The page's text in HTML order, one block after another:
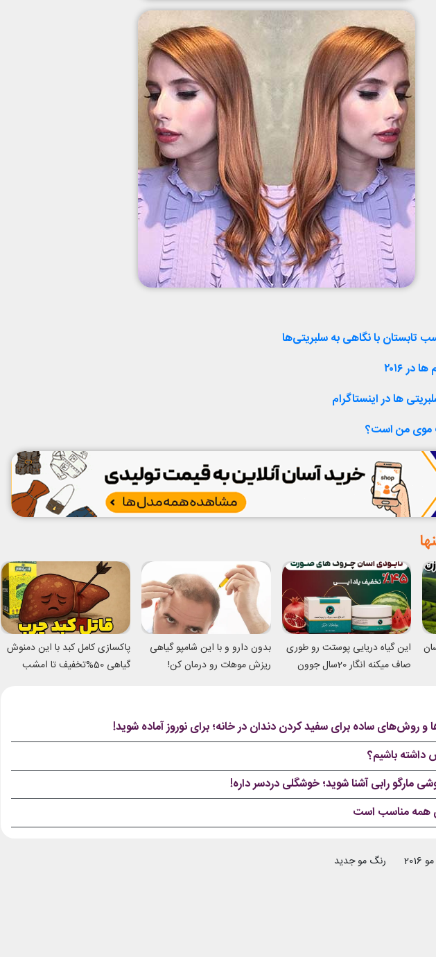
۲۰۱۶
موی من است؟
این گیاه دریایی پوستت رو طوری
صاف میکنه انگار 20سال جوون
بدون دارو و با این شامپو گیاهی
ریزش موهات رو درمان کن!
پاکسازی کامل کبد با این دمنوش
گیاهی 50%تخفیف تا امشب
باشیم؟
مارگو رابی آشنا شوید؛ خوشگلی دردسر داره!
همه مناسب است
رنگ مو جدید